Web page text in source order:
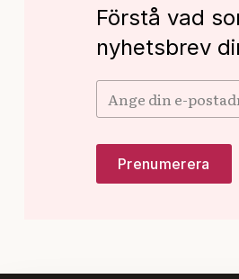
Förstå vad
nyhetsbrev